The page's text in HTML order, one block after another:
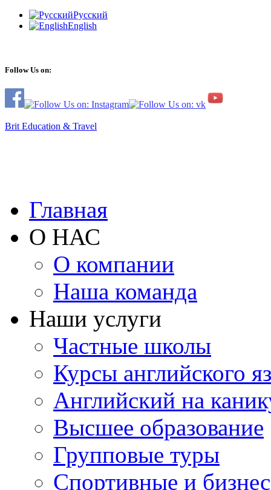
Русский
English
Follow Us on:
Brit Education & Travel
Главная
О НАС
О компании
Наша команда
Наши услуги
Частные школы
Курсы английского
Английский на
Высшее образование
Групповые туры
Спортивные и